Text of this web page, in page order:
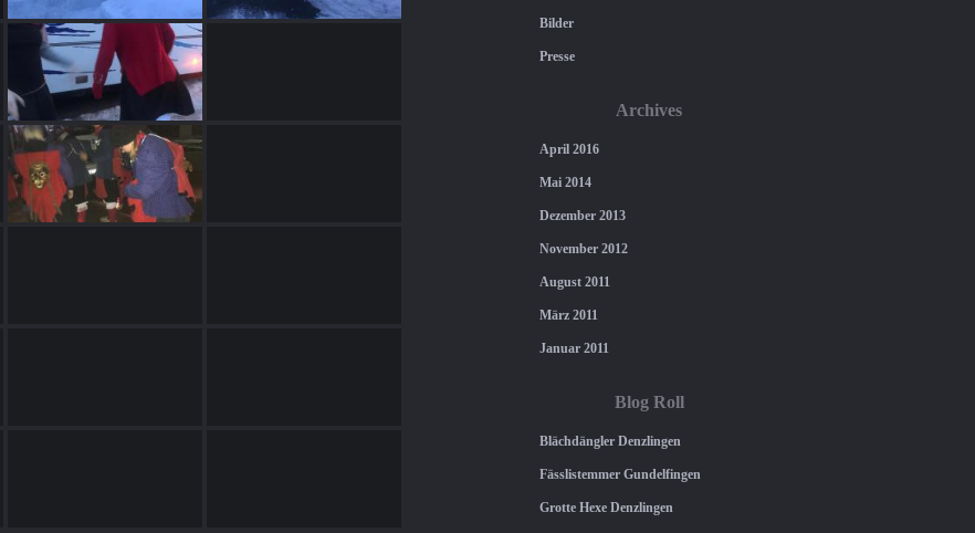
Bilder
Presse
Archives
April 2016
Mai 2014
Dezember 2013
November 2012
August 2011
März 2011
Januar 2011
Blog Roll
Blächdängler Denzlingen
Fässlistemmer Gundelfingen
Grotte Hexe Denzlingen